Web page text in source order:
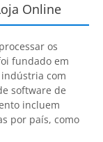
Online
os
fundado em
com
software de
incluem
por país, como